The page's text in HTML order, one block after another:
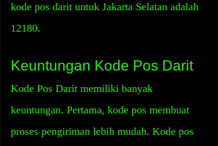
kode pos darit untuk Jakarta Selatan adalah
12180.
Keuntungan Kode Pos Darit
Kode Pos Darit memiliki banyak
keuntungan. Pertama, kode pos membuat
proses pengiriman lebih mudah. Kode pos